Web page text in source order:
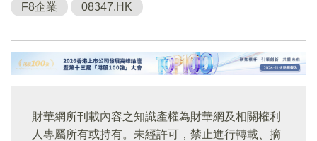
F8企業 08347.HK
財華網所刊載內容之知識產權為財華網及相關權利
人專屬所有或持有。未經許可，禁止進行轉載、摘